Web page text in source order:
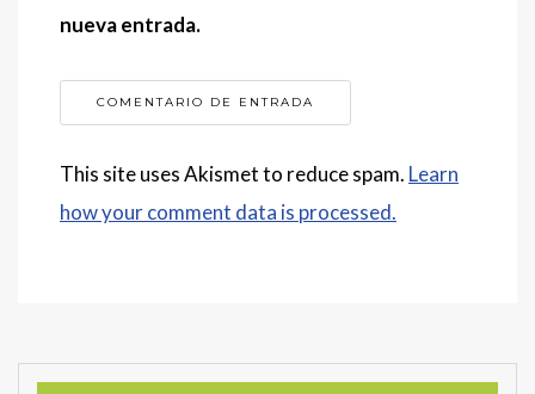
nueva entrada.
This site uses Akismet to reduce spam. Learn
how your comment data is processed.